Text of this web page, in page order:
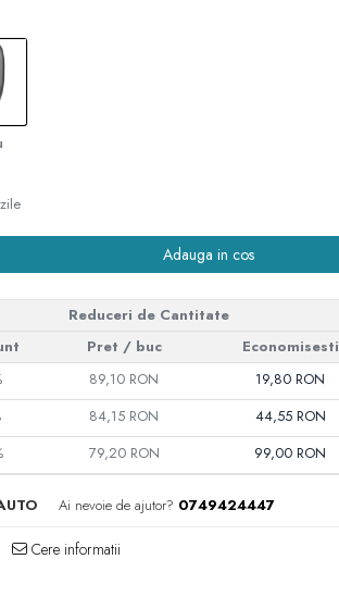
Adauga in cos
Reduceri de Cantitate
Pret / buc
Economisesti
89,10 RON 19,80 RON
84,15 RON 44,55 RON
79,20 RON 99,00 RON
Ai nevoie de ajutor? 0749424447
Cere informatii